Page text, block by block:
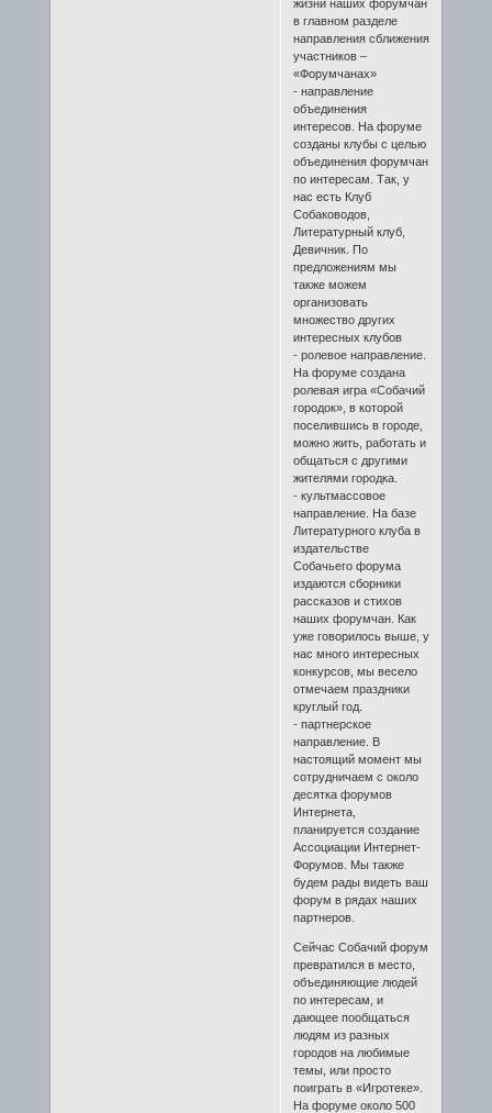
жизни наших форумчан
в главном разделе
направления сближения
участников –
«Форумчанах»
- направление
объединения
интересов. На форуме
созданы клубы с целью
объединения форумчан
по интересам. Так, у
нас есть Клуб
Собаководов,
Литературный клуб,
Девичник. По
предложениям мы
также можем
организовать
множество других
интересных клубов
- ролевое направление.
На форуме создана
ролевая игра «Собачий
городок», в которой
поселившись в городе,
можно жить, работать и
общаться с другими
жителями городка.
- культмассовое
направление. На базе
Литературного клуба в
издательстве
Собачьего форума
издаются сборники
рассказов и стихов
наших форумчан. Как
уже говорилось выше, у
нас много интересных
конкурсов, мы весело
отмечаем праздники
круглый год.
- партнерское
направление. В
настоящий момент мы
сотрудничаем с около
десятка форумов
Интернета,
планируется создание
Ассоциации Интернет-
Форумов. Мы также
будем рады видеть ваш
форум в рядах наших
партнеров.
Сейчас Собачий форум
превратился в место,
объединяющие людей
по интересам, и
дающее пообщаться
людям из разных
городов на любимые
темы, или просто
поиграть в «Игротеке».
На форуме около 500